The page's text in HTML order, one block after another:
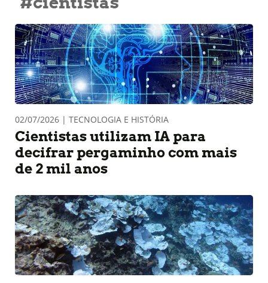
02/07/2026 | TECNOLOGIA E HISTÓRIA
Cientistas utilizam IA para
decifrar pergaminho com mais
de 2 mil anos